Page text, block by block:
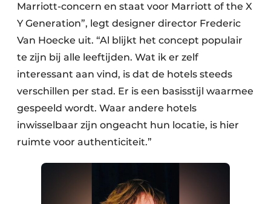
Marriott-concern en staat voor Marriott of the X
Y Generation”, legt designer director Frederic
Van Hoecke uit. “Al blijkt het concept populair
te zijn bij alle leeftijden. Wat ik er zelf
interessant aan vind, is dat de hotels steeds
verschillen per stad. Er is een basisstijl waarmee
gespeeld wordt. Waar andere hotels
inwisselbaar zijn ongeacht hun locatie, is hier
ruimte voor authenticiteit.”